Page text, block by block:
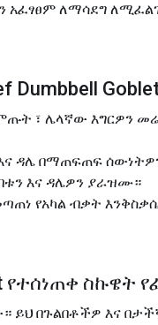
አፈፃፀም ለማሳደግ
Dumbbell
፣ ሌላኛው እግርዎን
እና ዳሌ በማጠፍጠፍ
እና ዳሌዎን ያራዝሙ።
የአካል ብቃት
የተሰነጠቀ ስኩዌት
ይህ በጉልበቶችዎ እና